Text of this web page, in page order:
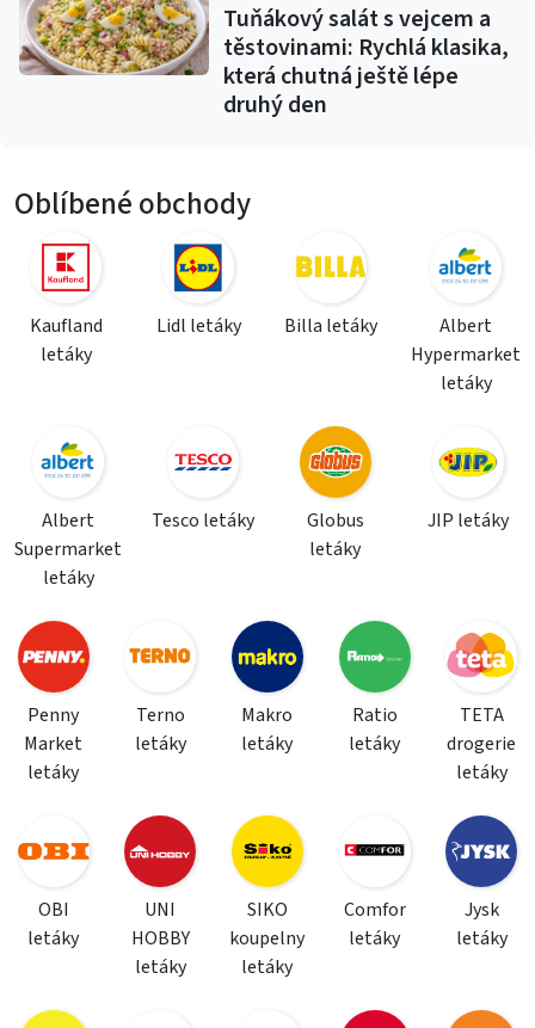
Tuňákový salát s vejcem a
těstovinami: Rychlá klasika,
která chutná ještě lépe
druhý den
Oblíbené obchody
Kaufland
letáky
Lidl letáky Billa letáky
Albert
Hypermarket
letáky
Albert
Supermarket
letáky
Tesco letáky
Globus
letáky
JIP letáky
Penny
Market
letáky
Terno
letáky
Makro
letáky
Ratio
letáky
TETA
drogerie
letáky
OBI
letáky
UNI
HOBBY
letáky
SIKO
koupelny
letáky
Comfor
letáky
Jysk
letáky